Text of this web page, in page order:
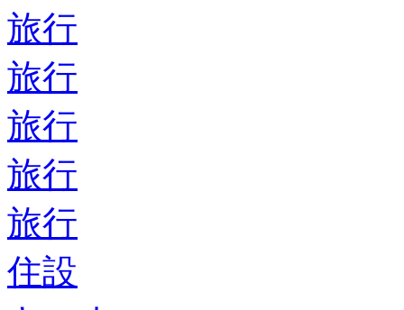
旅行
旅行
旅行
旅行
旅行
住設